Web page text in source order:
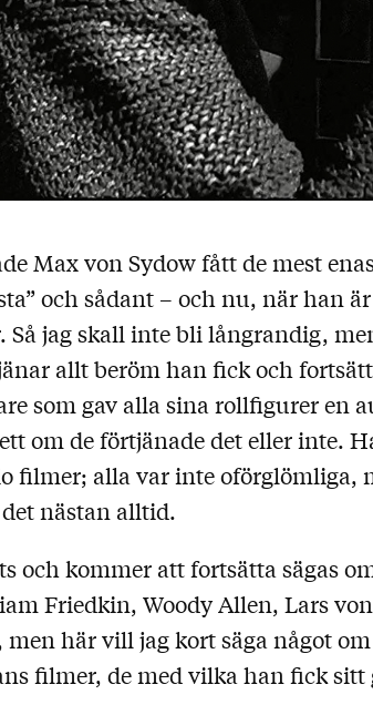
Max von Sydow fått de mest
och sådant – och nu, när han
jag skall inte bli långrandig,
allt beröm han fick och
som gav alla sina rollfigurer en
om de förtjänade det eller inte.
filmer; alla var inte oförglömliga,
nästan alltid.
och kommer att fortsätta sägas
Friedkin, Woody Allen, Lars
här vill jag kort säga något
filmer, de med vilka han fick sitt